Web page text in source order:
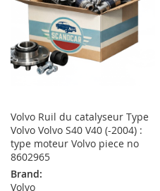
D’ENVIE
Volvo Ruil du catalyseur Type
Volvo Volvo S40 V40 (-2004) :
type moteur Volvo piece no
8602965
Brand:
Volvo